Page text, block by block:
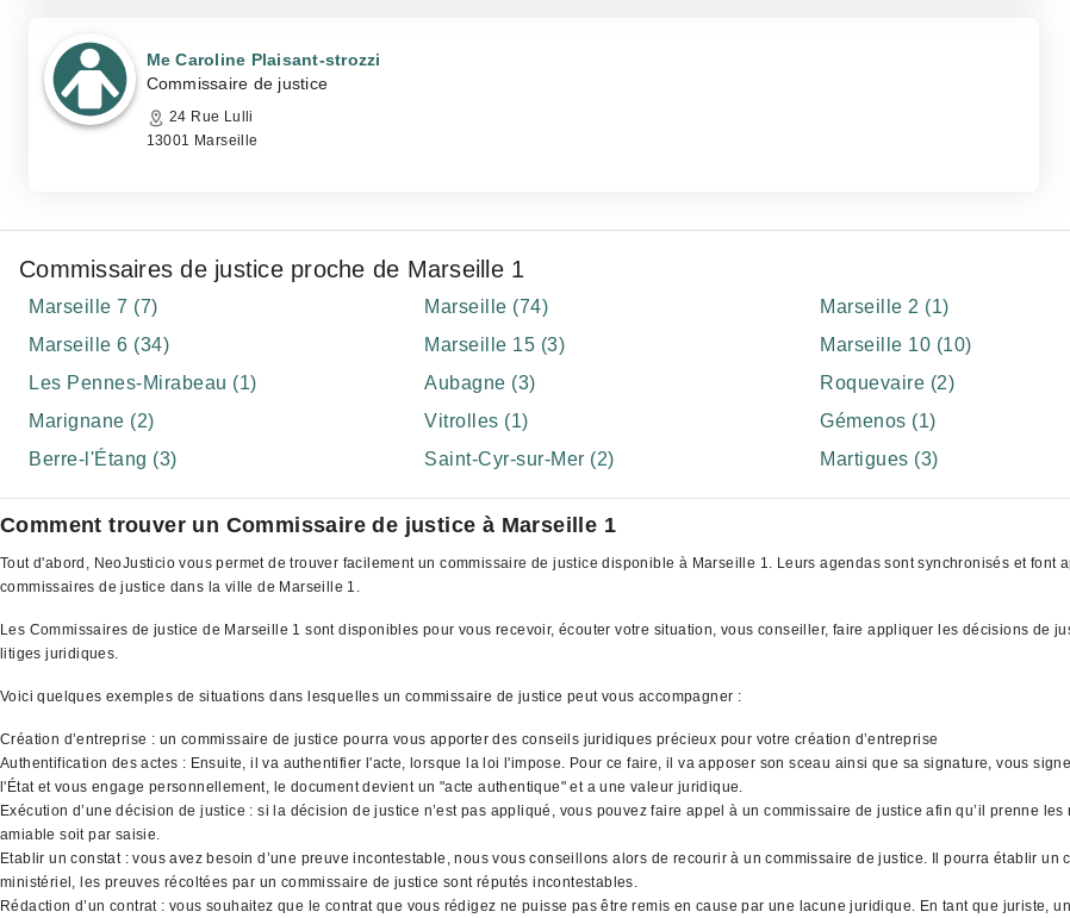
Me Caroline Plaisant-strozzi
Commissaire de justice
24 Rue Lulli
13001 Marseille
Commissaires de justice proche de Marseille 1
Marseille 7 (7) Marseille (74) Marseille 2 (1)
Marseille 6 (34)
Marseille 15 (3) Marseille 10 (10)
Les Pennes-Mirabeau (1)
Aubagne (3) Roquevaire (2)
Marignane (2)
Vitrolles (1) Gémenos (1)
Berre-l'Étang (3)
Saint-Cyr-sur-Mer (2) Martigues (3)
Comment trouver un Commissaire de justice à Marseille 1
Tout d'abord, NeoJusticio vous permet de trouver facilement un commissaire de justice disponible à Marseille 1. Leurs agendas sont synchronisés et
commissaires de justice dans la ville de Marseille 1.
Les Commissaires de justice de Marseille 1 sont disponibles pour vous recevoir, écouter votre situation, vous conseiller, faire appliquer les décisions de
litiges juridiques.
Voici quelques exemples de situations dans lesquelles un commissaire de justice peut vous accompagner :
Création d’entreprise : un commissaire de justice pourra vous apporter des conseils juridiques précieux pour votre création d’entreprise
Authentification des actes : Ensuite, il va authentifier l'acte, lorsque la loi l'impose. Pour ce faire, il va apposer son sceau ainsi que sa signature, vous
l'État et vous engage personnellement, le document devient un "acte authentique" et a une valeur juridique.
Exécution d’une décision de justice : si la décision de justice n’est pas appliqué, vous pouvez faire appel à un commissaire de justice afin qu’il prenne
amiable soit par saisie.
Etablir un constat : vous avez besoin d’une preuve incontestable, nous vous conseillons alors de recourir à un commissaire de justice. Il pourra établir
ministériel, les preuves récoltées par un commissaire de justice sont réputés incontestables.
Rédaction d’un contrat : vous souhaitez que le contrat que vous rédigez ne puisse pas être remis en cause par une lacune juridique. En tant que juriste,